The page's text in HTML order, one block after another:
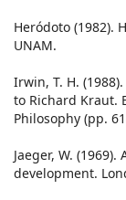
Heródoto (1982).
UNAM.
Irwin, T. H.
to Richard Kraut.
Philosophy (pp.
Jaeger, W.
development.